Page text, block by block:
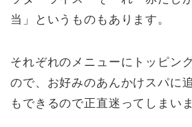
当」というものもあります。
それぞれのメニューにトッピン
ので、お好みのあんかけスパに
もできるので正直迷ってしまいま